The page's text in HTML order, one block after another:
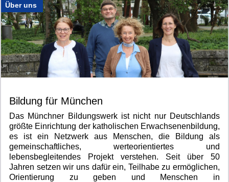
Über uns
Bildung für München
Das Münchner Bildungswerk ist nicht nur Deutschlands
größte Einrichtung der katholischen Erwachsenenbildung,
es ist ein Netzwerk aus Menschen, die Bildung als
gemeinschaftliches, werteorientiertes und
lebensbegleitendes Projekt verstehen. Seit über 50
Jahren setzen wir uns dafür ein, Teilhabe zu ermöglichen,
Orientierung zu geben und Menschen in